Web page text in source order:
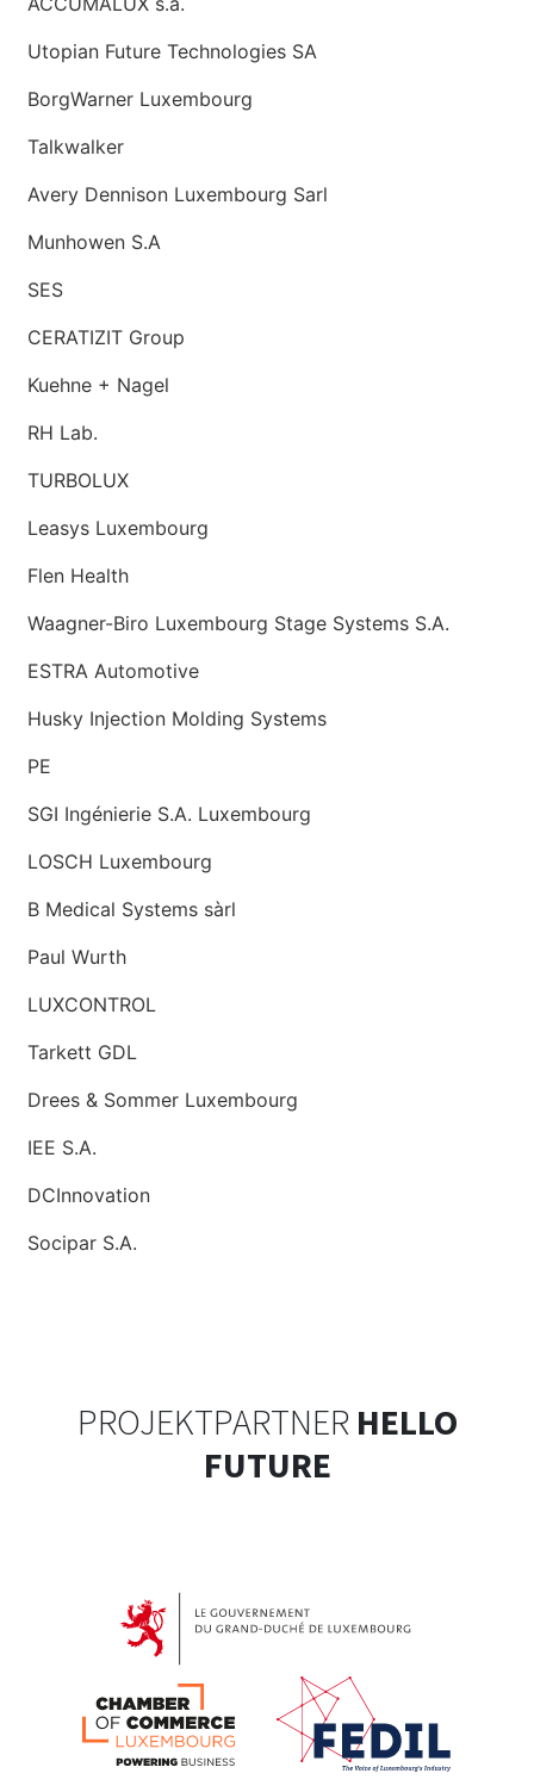
Utopian Future Technologies SA
BorgWarner Luxembourg
Talkwalker
Avery Dennison Luxembourg Sarl
Munhowen S.A
SES
CERATIZIT Group
Kuehne + Nagel
RH Lab.
TURBOLUX
Leasys Luxembourg
Flen Health
Waagner-Biro Luxembourg Stage Systems S.A.
ESTRA Automotive
Husky Injection Molding Systems
PE
SGI Ingénierie S.A. Luxembourg
LOSCH Luxembourg
B Medical Systems sàrl
Paul Wurth
LUXCONTROL
Tarkett GDL
Drees & Sommer Luxembourg
IEE S.A.
DCInnovation
Socipar S.A.
PROJEKTPARTNER HELLO
FUTURE